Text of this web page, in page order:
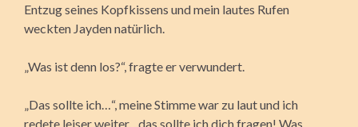
Entzug seines Kopfkissens und mein lautes Rufen
weckten Jayden natürlich.
„Was ist denn los?“, fragte er verwundert.
„Das sollte ich…“, meine Stimme war zu laut und ich
redete leiser weiter, „das sollte ich dich fragen! Was